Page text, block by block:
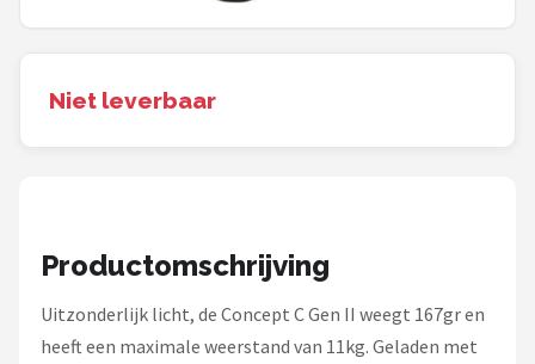
Spro
Korda
PB Products
Fox Rage
Niet leverbaar
Productomschrijving
Uitzonderlijk licht, de Concept C Gen II weegt 167gr en
heeft een maximale weerstand van 11kg. Geladen met